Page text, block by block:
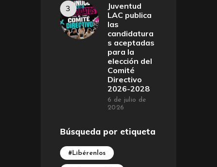
Juventud
LAC publica
las
candidatura
s aceptadas
para la
elección del
Comité
Directivo
2026-2028
6 de julio de
2026
Búsqueda por etiqueta
#Libérenlos